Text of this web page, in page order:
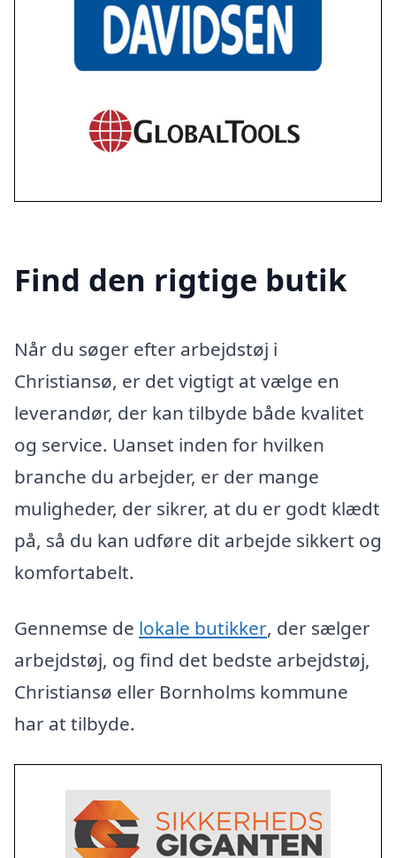
Find den rigtige butik
Når du søger efter arbejdstøj i
Christiansø, er det vigtigt at vælge en
leverandør, der kan tilbyde både kvalitet
og service. Uanset inden for hvilken
branche du arbejder, er der mange
muligheder, der sikrer, at du er godt klædt
på, så du kan udføre dit arbejde sikkert og
komfortabelt.
Gennemse de lokale butikker, der sælger
arbejdstøj, og find det bedste arbejdstøj,
Christiansø eller Bornholms kommune
har at tilbyde.